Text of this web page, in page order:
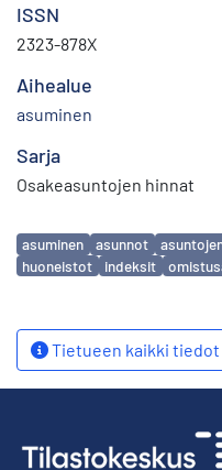
ISSN
2323-878X
Aihealue
asuminen
Sarja
Osakeasuntojen hinnat
Avainsanat
asuminen asunnot
huoneistot
indeksit
Tietueen kaikki tiedot